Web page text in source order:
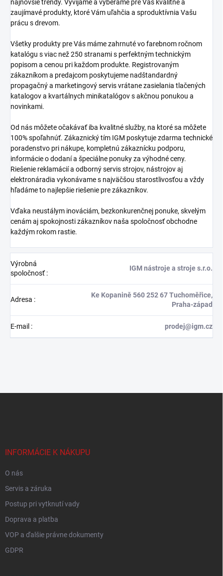
najnovšie trendy. Vyvíjame a vyberáme pre Vás kvalitné a
zaujímavé produkty, ktoré Vám uľahčia a sproduktívnia Vašu
prácu s drevom.
Všetky produkty pre Vás máme zahrnuté vo farebnom ročnom
katalógu s viac než 250 stranami s perfektným technickým
popisom a cenou pri každom produkte. Registrovaným
zákazníkom a predajcom poskytujeme nadštandardný
propagačný a marketingový servis vrátane zasielania tlačených
katalogov a kvartálnych minikatalógov s akčnou ponukou a
novinkami.
Od nás môžete očakávať iba kvalitné služby, na ktoré sa môžete
100% spoľahnúť. Zákaznický tím IGM poskytuje zdarma technické
poradenstvo pri nákupe, kompletnú zákaznícku podporu,
informácie o dodaní a špeciálne ponuky za výhodné ceny.
Riešenie reklamácií a odborný servis strojov, nástrojov aj
elektronáradia vykonávame s najväčšou starostlivosťou a vždy
hľadáme to najlepšie riešenie pre zákazníkov.
Vďaka neustálym inováciám, bezkonkurenčnej ponuke, skvelým
cenám aj spokojnosti zákazníkov naša spoločnosť obchodne
každým rokom rastie.
Výrobná
spoločnosť:
IGM nástroje a stroje s.r.o.
Adresa :
Ke Kopanině 560 252 67 Tuchoměřice,
Praha-západ
E-mail : prodej@igm.cz
INFORMÁCIE K NÁKUPU
O nás
Servis a záruka
Postup pri vytknutí vady
Doprava a platba
VOP a ďalšie právne dokumenty
GDPR